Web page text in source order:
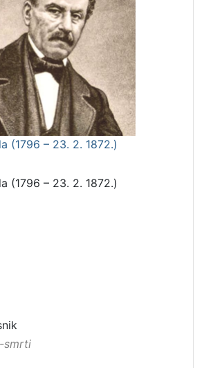
(1796 – 23. 2. 1872.)
(1796 – 23. 2. 1872.)
smrti